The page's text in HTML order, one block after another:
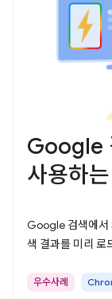
Google
사용하
Google 검색에서
색 결과를 미리 로
우수사례